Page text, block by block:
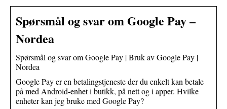
Spørsmål og svar om Google Pay –
Nordea
Spørsmål og svar om Google Pay | Bruk av Google Pay |
Nordea
Google Pay er en betalingstjeneste der du enkelt kan betale
på med Android-enhet i butikk, på nett og i apper. Hvilke
enheter kan jeg bruke med Google Pay?